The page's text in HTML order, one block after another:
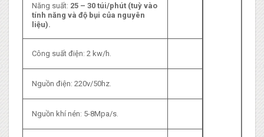
Năng suất: 25 – 30 túi/phút (tuỳ vào
tính năng và độ bụi của nguyên
liệu).
Công suất điện: 2 kw/h.
Nguồn điện: 220v/50hz.
Nguồn khí nén: 5-8Mpa/s.